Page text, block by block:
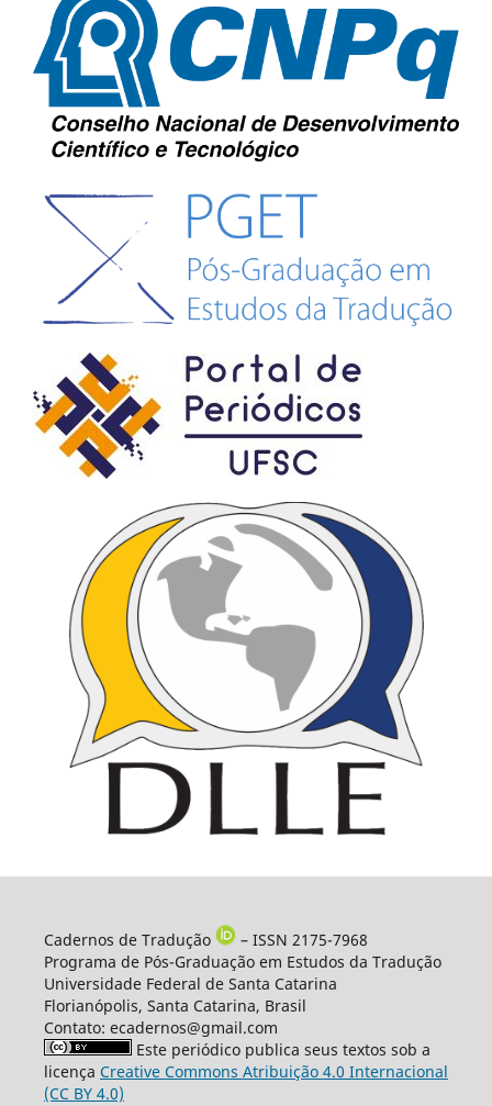
Cadernos de Tradução
– ISSN 2175-7968
Programa de Pós-Graduação em Estudos da Tradução
Universidade Federal de Santa Catarina
Florianópolis, Santa Catarina, Brasil
Contato: ecadernos@gmail.com
Este periódico publica seus textos sob a
licença Creative Commons Atribuição 4.0 Internacional
(CC BY 4.0)